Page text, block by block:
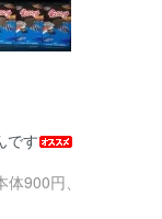
です
900円、